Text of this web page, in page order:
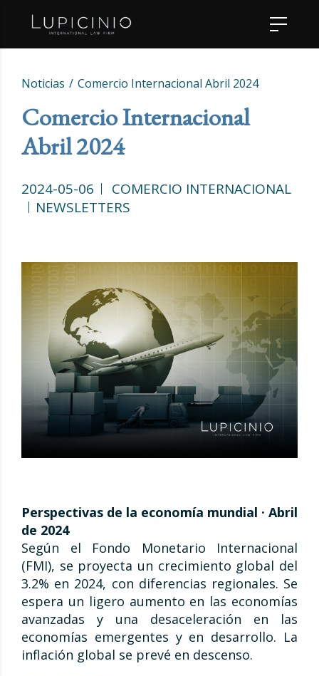
Noticias Comercio Internacional Abril 2024
Comercio Internacional
Abril 2024
2024-05-06
COMERCIO INTERNACIONAL
NEWSLETTERS
Perspectivas de la economía mundial · Abril
de 2024
Según el Fondo Monetario Internacional
(FMI), se proyecta un crecimiento global del
3.2% en 2024, con diferencias regionales. Se
espera un ligero aumento en las economías
avanzadas y una desaceleración en las
economías emergentes y en desarrollo. La
inflación global se prevé en descenso.